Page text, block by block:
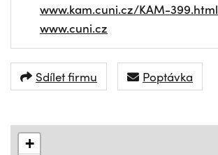
www.kam.cuni.cz/KAM-399.html
www.cuni.cz
Sdílet firmu Poptávka
+